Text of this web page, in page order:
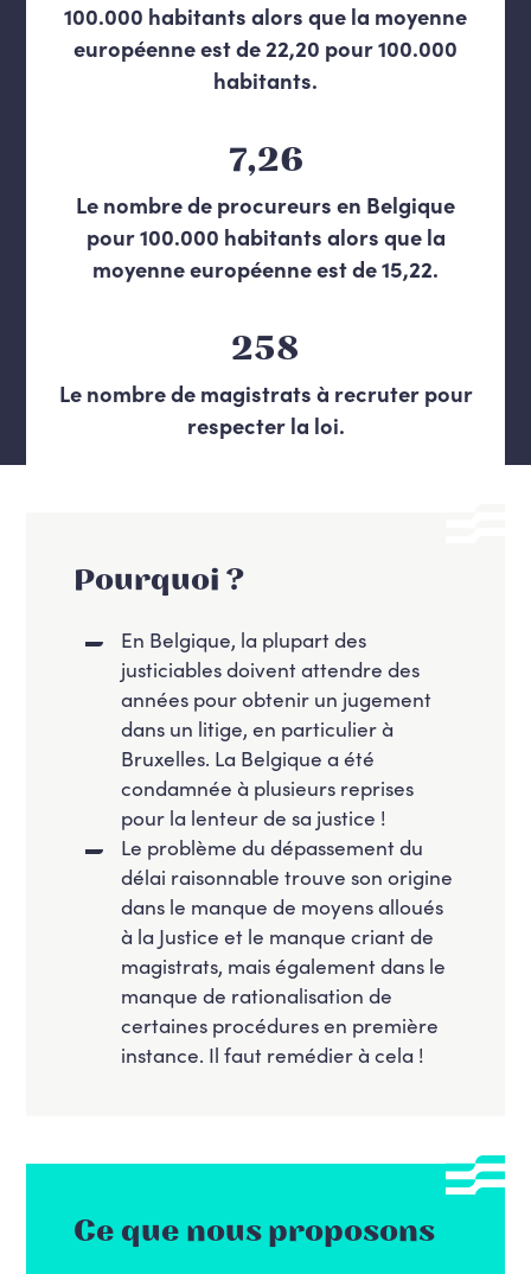
100.000 habitants alors que la moyenne
européenne est de 22,20 pour 100.000
habitants.
7,26
Le nombre de procureurs en Belgique
pour 100.000 habitants alors que la
moyenne européenne est de 15,22.
258
Le nombre de magistrats à recruter pour
respecter la loi.
Pourquoi ?
En Belgique, la plupart des
justiciables doivent attendre des
années pour obtenir un jugement
dans un litige, en particulier à
Bruxelles. La Belgique a été
condamnée à plusieurs reprises
pour la lenteur de sa justice !
Le problème du dépassement du
délai raisonnable trouve son origine
dans le manque de moyens alloués
à la Justice et le manque criant de
magistrats, mais également dans le
manque de rationalisation de
certaines procédures en première
instance. Il faut remédier à cela !
Ce que nous proposons